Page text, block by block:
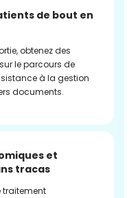
de bout en
obtenez des
le parcours de
à la gestion
documents.
et
tracas
traitement